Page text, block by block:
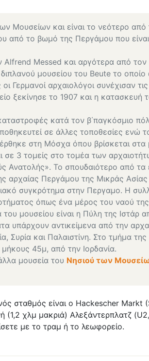
Μουσείων και είναι το νεότερο από
από το βωμό της Περγάμου που
Alfrend Messed και αργότερα από
μουσείου του Beute το οποίο
Γερμανοί αρχαιολόγοι συνέχισαν
ξεκίνησε το 1907 και η κατασκευή
κατά τον β΄παγκόσμιο
σε άλλες τοποθεσίες ενώ
στη Μόσχα όπου βρίσκεται στα
σε 3 τομείς στο τομέα των
Ανατολής». Το σπουδαιότερο από
αρχαίας Περγάμου της Μικράς
συγκρότημα στην Περγαμο. Η
όπως ένα μέρος του ναού
μουσείου είναι η Πύλη της Ιστάρ
υπάρχουν αντικείμενα από την
Συρία και Παλαιστίνη. Στο τμήμα της
45μ, από την Ιορδανία.
μουσεία του Νησιού των
σταθμός είναι ο Hackescher Markt
(1,2 χλμ μακριά) Αλεξάντερπλατζ
με το τραμ ή το λεωφορείο.